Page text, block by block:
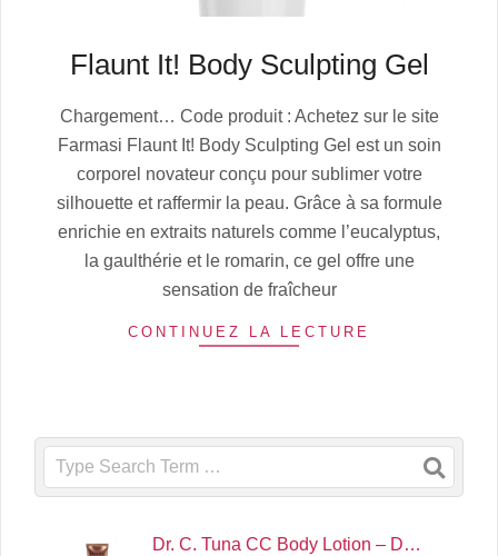
Flaunt It! Body Sculpting Gel
08-
01
Chargement… Code produit : Achetez sur le site
Farmasi Flaunt It! Body Sculpting Gel est un soin
corporel novateur conçu pour sublimer votre
silhouette et raffermir la peau. Grâce à sa formule
enrichie en extraits naturels comme l’eucalyptus,
la gaulthérie et le romarin, ce gel offre une
sensation de fraîcheur
CONTINUEZ LA LECTURE
Search
Dr. C. Tuna CC Body Lotion – D…